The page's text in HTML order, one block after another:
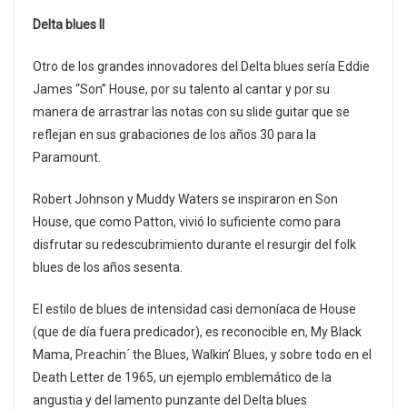
Delta blues II
Otro de los grandes innovadores del Delta blues sería Eddie
James “Son” House, por su talento al cantar y por su
manera de arrastrar las notas con su slide guitar que se
reflejan en sus grabaciones de los años 30 para la
Paramount.
Robert Johnson y Muddy Waters se inspiraron en Son
House, que como Patton, vivió lo suficiente como para
disfrutar su redescubrimiento durante el resurgir del folk
blues de los años sesenta.
El estilo de blues de intensidad casi demoníaca de House
(que de día fuera predicador), es reconocible en, My Black
Mama, Preachin´ the Blues, Walkin’ Blues, y sobre todo en el
Death Letter de 1965, un ejemplo emblemático de la
angustia y del lamento punzante del Delta blues